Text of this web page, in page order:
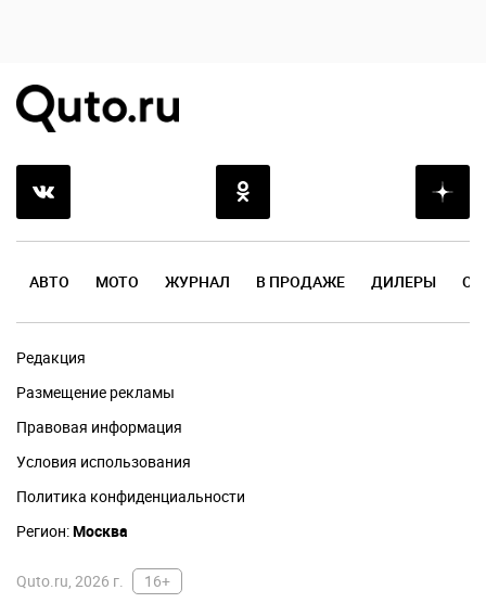
АВТО МОТО ЖУРНАЛ В ПРОДАЖЕ ДИЛЕРЫ
Редакция
Размещение рекламы
Правовая информация
Условия использования
Политика конфиденциальности
Регион:Москва
Quto.ru, 2026 г. 16+